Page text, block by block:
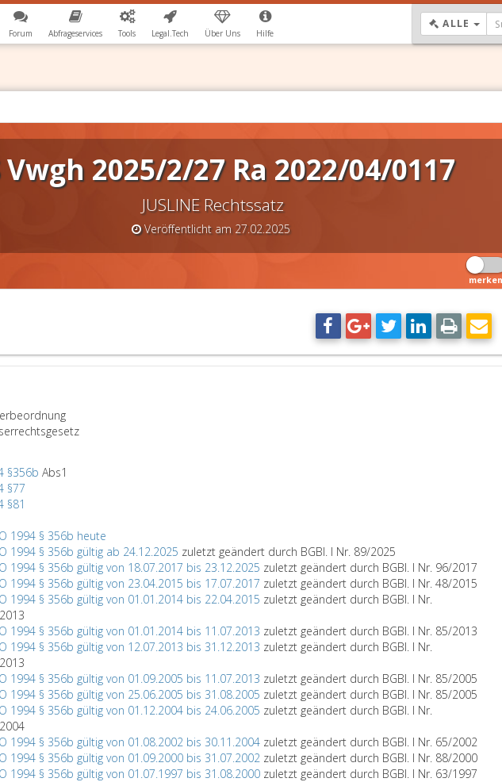
Forum Abfrageservices Tools Legal.Tech Über Uns Hilfe
ALLE
Vwgh 2025/2/27 Ra 2022/04/0117
JUSLINE Rechtssatz
Veröffentlicht am 27.02.2025
merken
§356b Abs1
§77
§81
1994 § 356b heute
1994 § 356b gültig ab 24.12.2025 zuletzt geändert durch BGBl. I Nr. 89/2025
1994 § 356b gültig von 18.07.2017 bis 23.12.2025 zuletzt geändert durch BGBl. I Nr. 96/2017
1994 § 356b gültig von 23.04.2015 bis 17.07.2017 zuletzt geändert durch BGBl. I Nr. 48/2015
1994 § 356b gültig von 01.01.2014 bis 22.04.2015 zuletzt geändert durch BGBl. I Nr.
1994 § 356b gültig von 01.01.2014 bis 11.07.2013 zuletzt geändert durch BGBl. I Nr. 85/2013
1994 § 356b gültig von 12.07.2013 bis 31.12.2013 zuletzt geändert durch BGBl. I Nr.
1994 § 356b gültig von 01.09.2005 bis 11.07.2013 zuletzt geändert durch BGBl. I Nr. 85/2005
1994 § 356b gültig von 25.06.2005 bis 31.08.2005 zuletzt geändert durch BGBl. I Nr. 85/2005
1994 § 356b gültig von 01.12.2004 bis 24.06.2005 zuletzt geändert durch BGBl. I Nr.
1994 § 356b gültig von 01.08.2002 bis 30.11.2004 zuletzt geändert durch BGBl. I Nr. 65/2002
1994 § 356b gültig von 01.09.2000 bis 31.07.2002 zuletzt geändert durch BGBl. I Nr. 88/2000
1994 § 356b gültig von 01.07.1997 bis 31.08.2000 zuletzt geändert durch BGBl. I Nr. 63/1997